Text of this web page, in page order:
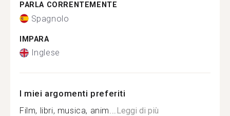
PARLA CORRENTEMENTE
Spagnolo
IMPARA
Inglese
I miei argomenti preferiti
Film, libri, musica, anim...Leggi di più